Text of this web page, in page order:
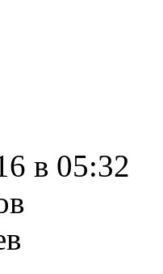
в 05:32